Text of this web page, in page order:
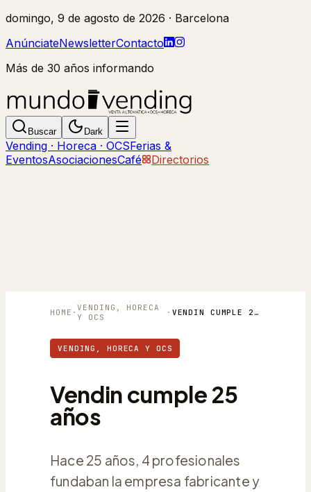
domingo, 9 de agosto de 2026 · Barcelona
AnúnciateNewsletterContacto
Más de 30 años informando
Buscar Dark
Vending · Horeca · OCSFerias &
EventosAsociacionesCafé Directorios
HOME ·VENDING, HORECA
Y OCS
· VENDIN CUMPLE 25 AÑOS
VENDING, HORECA Y OCS
Vendin cumple 25
años
Hace 25 años, 4 profesionales
fundaban la empresa fabricante y